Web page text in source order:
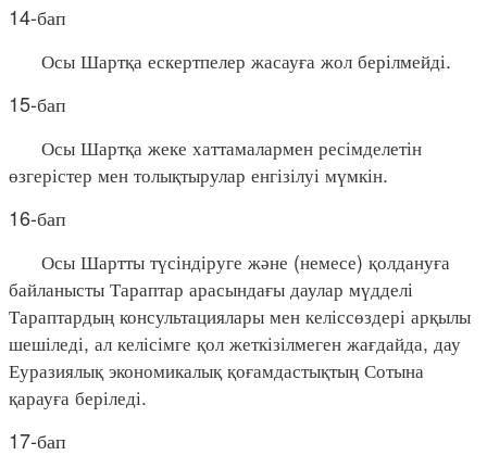
14-бап
Осы Шартқа ескертпелер жасауға жол берілмейді.
15-бап
Осы Шартқа жеке хаттамалармен ресімделетін
өзгерістер мен толықтырулар енгізілуі мүмкін.
16-бап
Осы Шартты түсіндіруге және (немесе) қолдануға
байланысты Тараптар арасындағы даулар мүдделі
Тараптардың консультациялары мен келіссөздері арқылы
шешіледі, ал келісімге қол жеткізілмеген жағдайда, дау
Еуразиялық экономикалық қоғамдастықтың Сотына
қарауға беріледі.
17-бап